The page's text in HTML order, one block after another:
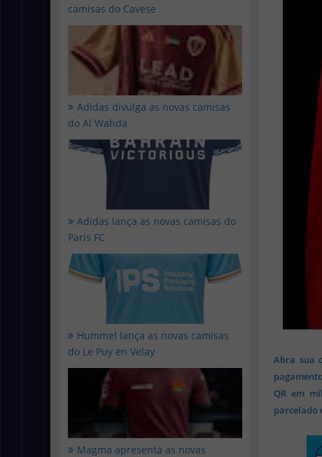
camisas do Cavese
Adidas divulga as novas camisas
do Al Wahda
Adidas lança as novas camisas do
Paris FC
Hummel lança as novas camisas
do Le Puy en Velay
Magma apresenta as novas
Abra sua
QR em
parcelado